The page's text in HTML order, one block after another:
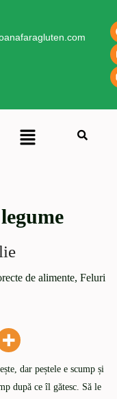
de alimente, Feluri
dar peștele e scump și
după ce îl gătesc. Să le